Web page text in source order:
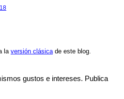
la versión clásicade este blog.
gustos e intereses. Publica